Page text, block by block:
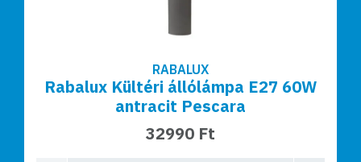
RABALUX
Rabalux Kültéri állólámpa E27 60W
antracit Pescara
32990 Ft